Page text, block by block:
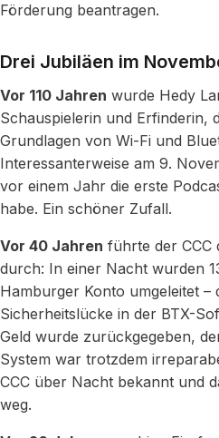
Förderung beantragen.
Drei Jubiläen im
Vor 110 Jahren wurde Hedy
Schauspielerin und Erfinderin,
Grundlagen von Wi-Fi und
Interessanterweise am 9.
vor einem Jahr die erste
habe. Ein schöner Zufall.
Vor 40 Jahren führte der CCC
durch: In einer Nacht wurden
Hamburger Konto umgeleitet –
Sicherheitslücke in der BTX-
Geld wurde zurückgegeben,
System war trotzdem
CCC über Nacht bekannt und
weg.